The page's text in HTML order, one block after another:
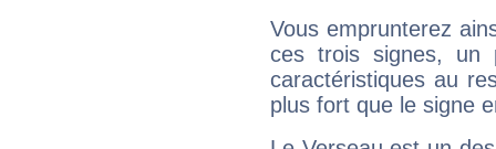
Vous emprunterez
ces trois signes, un
caractéristiques au
plus fort que le signe